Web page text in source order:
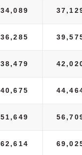
34,089
36,285
38,479
40,675
51,649
62,614